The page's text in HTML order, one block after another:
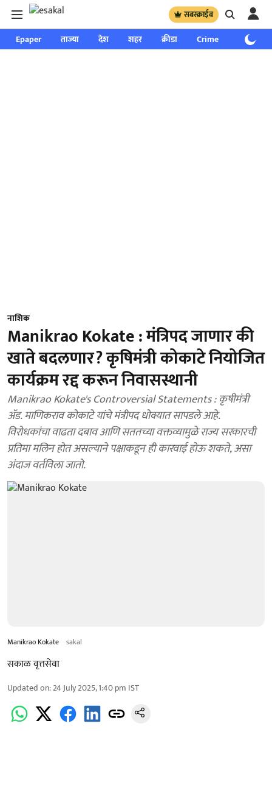
सबस्क्राईब
Epaper ताज्या देश शहर क्रीडा Crime साप्ताहिक
नाशिक
Manikrao Kokate : मंत्रिपद जाणार की
खाते बदलणार? कृषिमंत्री कोकाटे नियोजित
कार्यक्रम रद्द करून निवासस्थानी
Manikrao Kokate's Controversial Statements : कृषीमंत्री
ॲड. माणिकराव कोकाटे यांचे मंत्रीपद धोक्यात सापडले आहे.
विरोधकांचा वाढता दबाव आणि सततच्या वक्तव्यामुळे राज्य सरकारची
प्रतिमा मलिन होत असल्याने पक्षाकडून ही कारवाई होऊ शकते, असा
अंदाज वर्तविला जातो.
Manikrao Kokate sakal
सकाळ वृत्तसेवा
Updated on:24 July 2025, 1:40 pm IST